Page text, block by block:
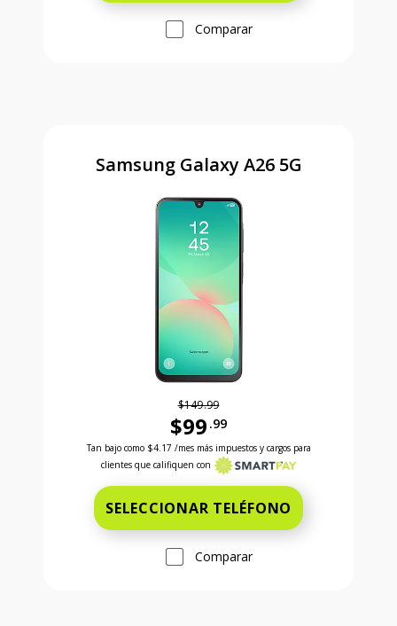
Comparar
Samsung Galaxy A26 5G
$149.99
$99 .99
Antes el precio era 149 dollars and 99 cents
Tan bajo como $4.17 /mes más impuestos y cargos para
clientes que califiquen con
SELECCIONAR TELÉFONO
Comparar